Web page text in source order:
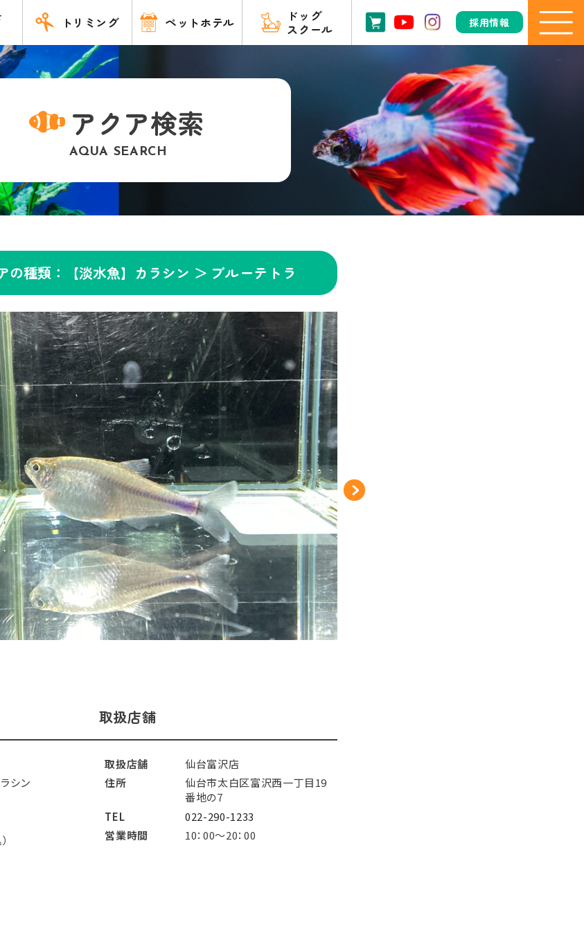
トリミング ペットホテル
ドッグ
スクール
採用情報
アクア検索
AQUA SEARCH
の種類：【淡水魚】カラシン ＞ ブルーテトラ
シン
取扱店舗
取扱店舗
仙台富沢店
住所
仙台市太白区富沢西一丁目19
番地の7
TEL
022-290-1233
営業時間
10：00～20：00